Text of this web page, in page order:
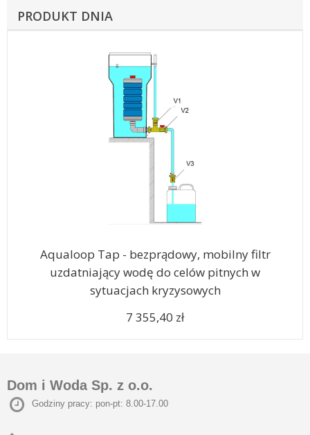
PRODUKT DNIA
Aqualoop Tap - bezprądowy, mobilny filtr
uzdatniający wodę do celów pitnych w
sytuacjach kryzysowych
7 355,40 zł
Dom i Woda Sp. z o.o.
Godziny pracy: pon-pt: 8.00-17.00